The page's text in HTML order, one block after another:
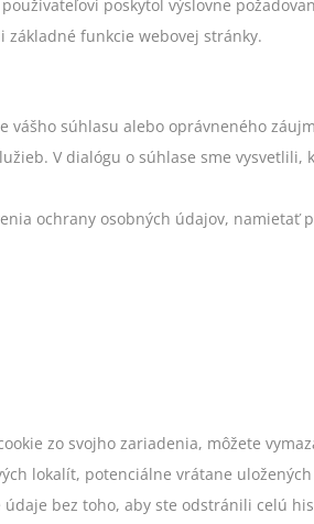
poskytol výslovne
funkcie webovej stránky.
súhlasu alebo oprávneného
V dialógu o súhlase sme vysvetlili,
ochrany osobných údajov, namietať
zo svojho zariadenia, môžete
lokalít, potenciálne vrátane
bez toho, aby ste odstránili celú